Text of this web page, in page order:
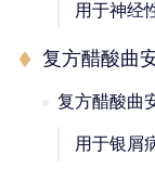
用于神经
复方醋酸曲
复方醋酸曲
用于银屑